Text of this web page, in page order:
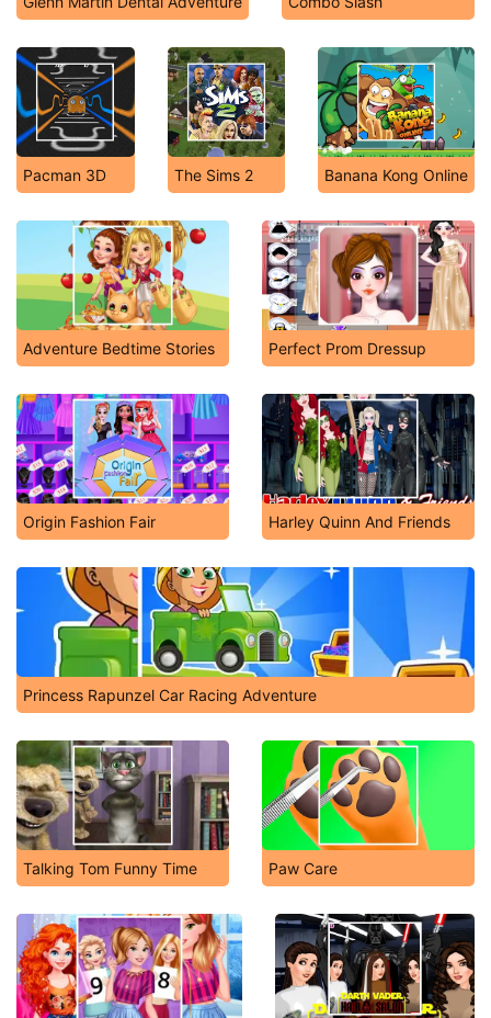
Pacman 3D The Sims 2 Banana Kong Online
Adventure Bedtime Stories Perfect Prom Dressup
Origin Fashion Fair Harley Quinn And Friends
Princess Rapunzel Car Racing Adventure
Talking Tom Funny Time Paw Care